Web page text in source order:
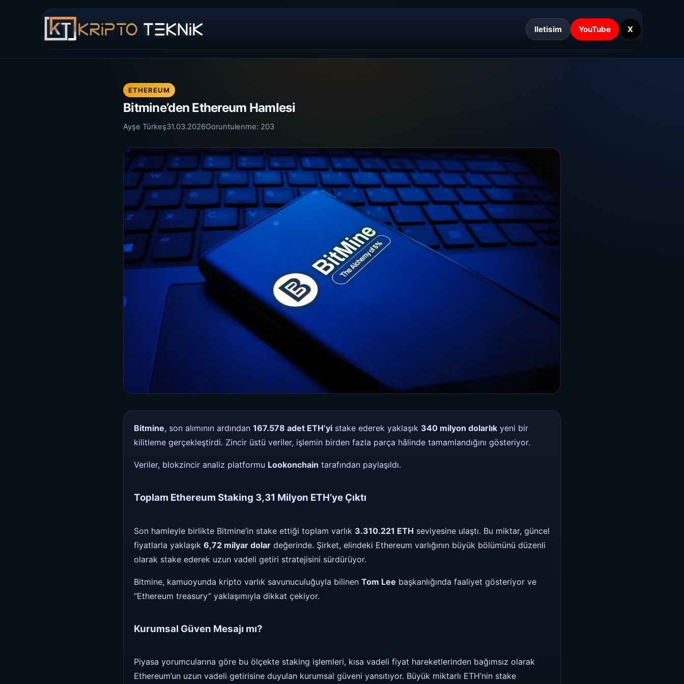
Iletisim YouTube X
ETHEREUM
Bitmine’den Ethereum Hamlesi
Ayşe Türkeş31.03.2026Goruntulenme: 203
Bitmine, son alımının ardından 167.578 adet ETH’yi stake ederek yaklaşık 340 milyon dolarlık yeni bir
kilitleme gerçekleştirdi. Zincir üstü veriler, işlemin birden fazla parça hâlinde tamamlandığını gösteriyor.
Veriler, blokzincir analiz platformu Lookonchain tarafından paylaşıldı.
Toplam Ethereum Staking 3,31 Milyon ETH’ye Çıktı
Son hamleyle birlikte Bitmine’in stake ettiği toplam varlık 3.310.221 ETH seviyesine ulaştı. Bu miktar, güncel
fiyatlarla yaklaşık 6,72 milyar dolar değerinde. Şirket, elindeki Ethereum varlığının büyük bölümünü düzenli
olarak stake ederek uzun vadeli getiri stratejisini sürdürüyor.
Bitmine, kamuoyunda kripto varlık savunuculuğuyla bilinen Tom Lee başkanlığında faaliyet gösteriyor ve
“Ethereum treasury” yaklaşımıyla dikkat çekiyor.
Kurumsal Güven Mesajı mı?
Piyasa yorumcularına göre bu ölçekte staking işlemleri, kısa vadeli fiyat hareketlerinden bağımsız olarak
Ethereum’un uzun vadeli getirisine duyulan kurumsal güveni yansıtıyor. Büyük miktarlı ETH’nin stake